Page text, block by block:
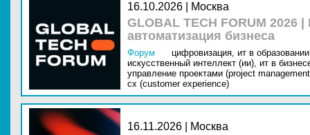
16.10.2026 | Москва
GLOBAL TECH FORUM
автоматизация бизнеса
Форум цифровизация, ит в
искусственный интеллект (ии), ит в
управление проектами (project
cx (customer experience)
16.11.2026 | Москва